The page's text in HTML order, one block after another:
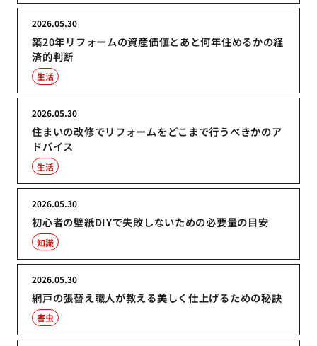
築20年リフォームの資産価値とあと何年住めるかの経
済的判断
2026.05.30
生活
住まいの改修でリフォームをどこまで行うべきかのア
ドバイス
2026.05.30
生活
初心者の壁紙DIYで失敗しないための必要量の目安
2026.05.30
知識
網戸の張替え職人が教える美しく仕上げるための秘訣
2026.05.30
害虫